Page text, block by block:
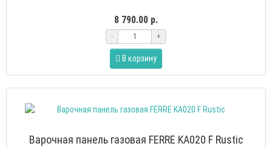
8 790.00 р.
- +
В корзину
Варочная панель газовая FERRE KA020 F Rustic